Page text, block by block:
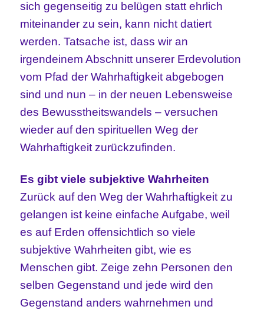
sich gegenseitig zu belügen statt ehrlich
miteinander zu sein, kann nicht datiert
werden. Tatsache ist, dass wir an
irgendeinem Abschnitt unserer Erdevolution
vom Pfad der Wahrhaftigkeit abgebogen
sind und nun – in der neuen Lebensweise
des Bewusstheitswandels – versuchen
wieder auf den spirituellen Weg der
Wahrhaftigkeit zurückzufinden.
Es gibt viele subjektive Wahrheiten
Zurück auf den Weg der Wahrhaftigkeit zu
gelangen ist keine einfache Aufgabe, weil
es auf Erden offensichtlich so viele
subjektive Wahrheiten gibt, wie es
Menschen gibt. Zeige zehn Personen den
selben Gegenstand und jede wird den
Gegenstand anders wahrnehmen und